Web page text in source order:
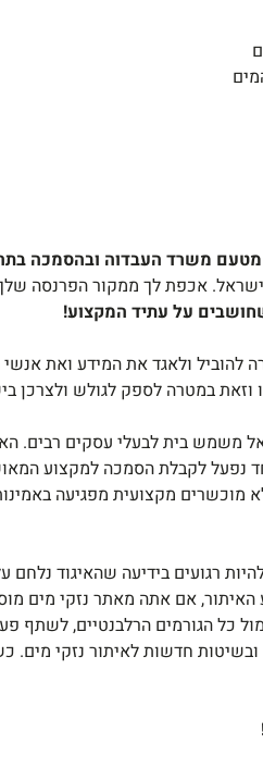
משרד העבדוה ובהסמכה
אכפת לך ממקור הפרנסה
על עתיד המקצוע!
להוביל ולאגד את המידע ואת
וזאת במטרה לספק לגולש ולצרכן
משמש בית לבעלי עסקים רבים.
נפעל לקבלת הסמכה למקצוע
מקצועית מפגיעה
רגועים בידיעה שהאיגוד נלחם
האיתור, אם אתה מאתר נזקי מים
כל הגורמים הרלבנטיים, לשתף
ובשיטות חדשות לאיתור נזקי